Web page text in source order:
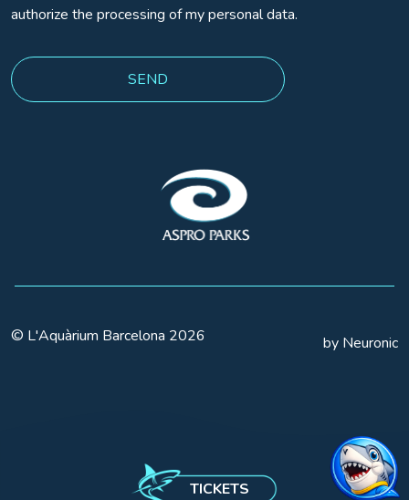
TICKETS
authorize the processing of my personal data.
© L'Aquàrium Barcelona 2026 by Neuronic